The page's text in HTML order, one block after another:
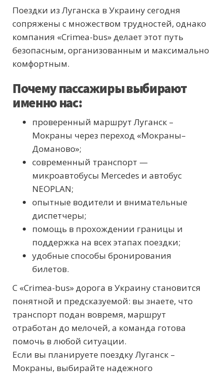
Поездки из Луганска в Украину сегодня
сопряжены с множеством трудностей, однако
компания «Crimea-bus» делает этот путь
безопасным, организованным и максимально
комфортным.
Почему пассажиры выбирают
именно нас:
проверенный маршрут Луганск –
Мокраны через переход «Мокраны–
Доманово»;
современный транспорт —
микроавтобусы Mercedes и автобус
NEOPLAN;
опытные водители и внимательные
диспетчеры;
помощь в прохождении границы и
поддержка на всех этапах поездки;
удобные способы бронирования
билетов.
С «Crimea-bus» дорога в Украину становится
понятной и предсказуемой: вы знаете, что
транспорт подан вовремя, маршрут
отработан до мелочей, а команда готова
помочь в любой ситуации.
Если вы планируете поездку Луганск –
Мокраны, выбирайте надежного